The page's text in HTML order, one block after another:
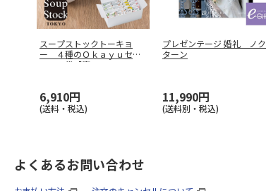
スープストックトーキョ
ー ４種のＯｋａｙｕセッ
ト１６袋【慶
6,910円
(送料・税込)
プレゼンテージ 婚礼 ノク
ターン
11,990円
(送料別・税込)
よくあるお問い合わせ